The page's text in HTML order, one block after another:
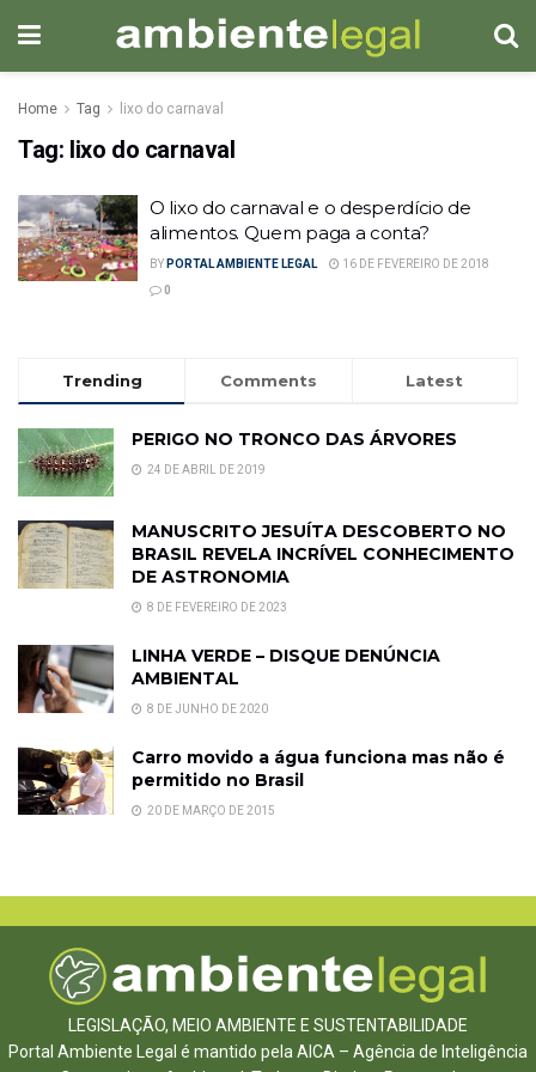
Home Tag lixo do carnaval
Tag: lixo do carnaval
O lixo do carnaval e o desperdício de
alimentos. Quem paga a conta?
BY PORTAL AMBIENTE LEGAL
16 DE FEVEREIRO DE 2018
0
Trending Comments Latest
PERIGO NO TRONCO DAS ÁRVORES
24 DE ABRIL DE 2019
MANUSCRITO JESUÍTA DESCOBERTO NO
BRASIL REVELA INCRÍVEL CONHECIMENTO
DE ASTRONOMIA
8 DE FEVEREIRO DE 2023
LINHA VERDE – DISQUE DENÚNCIA
AMBIENTAL
8 DE JUNHO DE 2020
Carro movido a água funciona mas não é
permitido no Brasil
20 DE MARÇO DE 2015
LEGISLAÇÃO, MEIO AMBIENTE E SUSTENTABILIDADE
Portal Ambiente Legal é mantido pela AICA – Agência de Inteligência